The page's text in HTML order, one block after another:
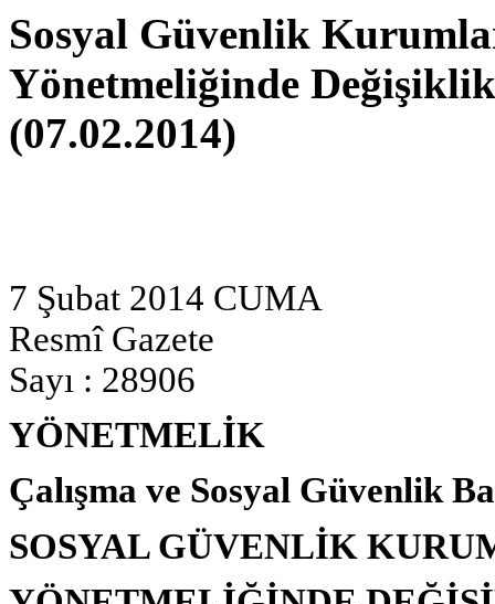
Sosyal Güvenlik
Yönetmeliğinde
(07.02.2014)
7 Şubat 2014 CUMA
Resmî Gazete
Sayı : 28906
YÖNETMELİK
Çalışma ve Sosyal Güvenlik
SOSYAL GÜVENLİK